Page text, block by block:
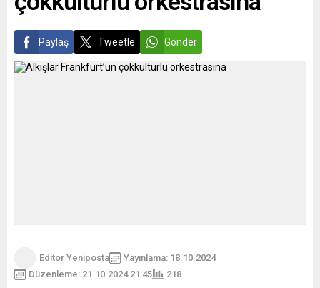
Paylaş Tweetle Gönder
Editor Yeniposta
Yayınlama: 18.10.2024
Düzenleme: 21.10.2024 21:45
218